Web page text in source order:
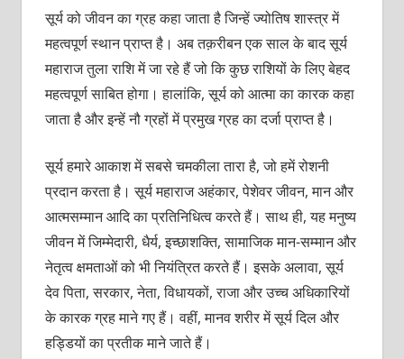
सूर्य को जीवन का ग्रह कहा जाता है जिन्हें ज्योतिष शास्त्र में
महत्वपूर्ण स्थान प्राप्त है। अब तक़रीबन एक साल के बाद सूर्य
महाराज तुला राशि में जा रहे हैं जो कि कुछ राशियों के लिए बेहद
महत्वपूर्ण साबित होगा। हालांकि, सूर्य को आत्मा का कारक कहा
जाता है और इन्हें नौ ग्रहों में प्रमुख ग्रह का दर्जा प्राप्त है।
सूर्य हमारे आकाश में सबसे चमकीला तारा है, जो हमें रोशनी
प्रदान करता है। सूर्य महाराज अहंकार, पेशेवर जीवन, मान और
आत्मसम्मान आदि का प्रतिनिधित्व करते हैं। साथ ही, यह मनुष्य
जीवन में जिम्मेदारी, धैर्य, इच्छाशक्ति, सामाजिक मान-सम्मान और
नेतृत्व क्षमताओं को भी नियंत्रित करते हैं। इसके अलावा, सूर्य
देव पिता, सरकार, नेता, विधायकों, राजा और उच्च अधिकारियों
के कारक ग्रह माने गए हैं। वहीं, मानव शरीर में सूर्य दिल और
हड्डियों का प्रतीक माने जाते हैं।